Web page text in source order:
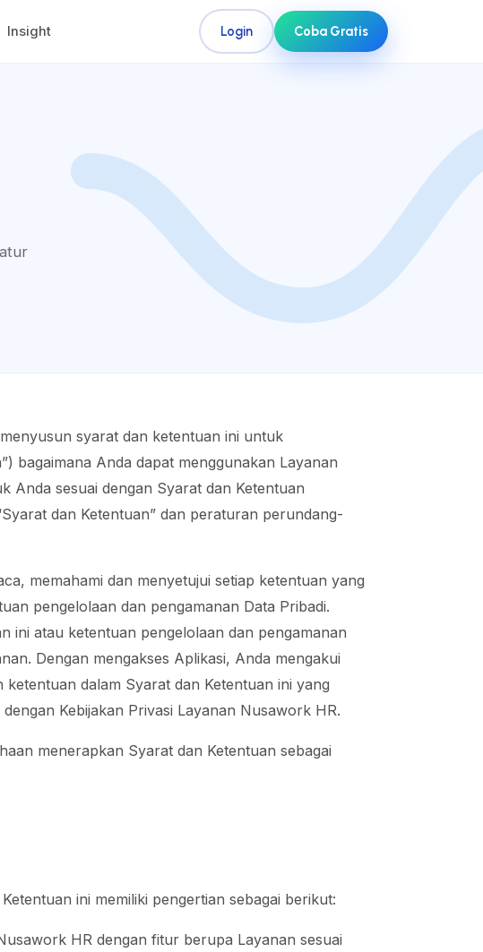
Insight Login Coba Gratis
syarat dan ketentuan ini untuk
bagaimana Anda dapat menggunakan Layanan
Anda sesuai dengan Syarat dan Ketentuan
dan Ketentuan” dan peraturan perundang-
memahami dan menyetujui setiap ketentuan yang
pengelolaan dan pengamanan Data Pribadi.
ini atau ketentuan pengelolaan dan pengamanan
Dengan mengakses Aplikasi, Anda mengakui
dalam Syarat dan Ketentuan ini yang
Kebijakan Privasi Layanan Nusawork HR.
menerapkan Syarat dan Ketentuan sebagai
ini memiliki pengertian sebagai berikut:
HR dengan fitur berupa Layanan sesuai